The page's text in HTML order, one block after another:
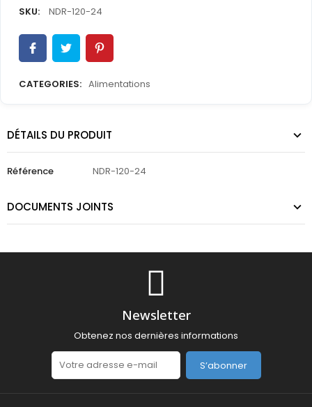
SKU:
NDR-120-24
CATEGORIES: Alimentations
DÉTAILS DU PRODUIT
Référence NDR-120-24
DOCUMENTS JOINTS
Newsletter
Obtenez nos dernières informations
S’abonner